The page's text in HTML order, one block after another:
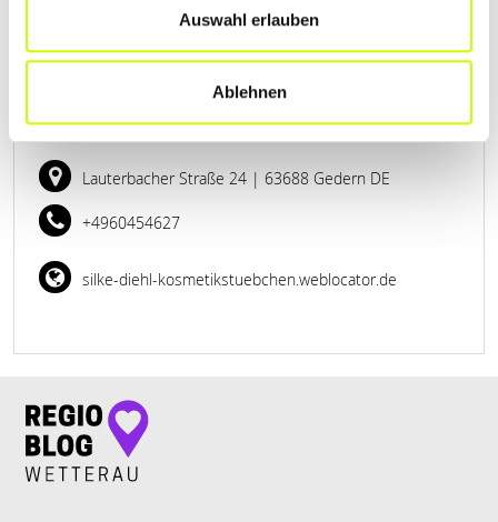
Auswahl erlauben
Ablehnen
SILKE DIEHL KOSMETIKSTÜBCHEN
Lauterbacher Straße 24 | 63688 Gedern DE
+4960454627
silke-diehl-kosmetikstuebchen.weblocator.de